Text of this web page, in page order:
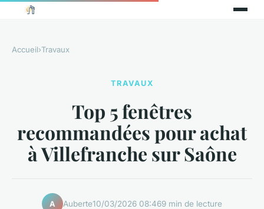
Accueil›Travaux
TRAVAUX
Top 5 fenêtres
recommandées pour achat
à Villefranche sur Saône
A Auberte10/03/2026 08:469 min de lecture